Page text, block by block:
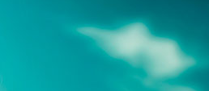
บริการออนไลน์
TH
EN